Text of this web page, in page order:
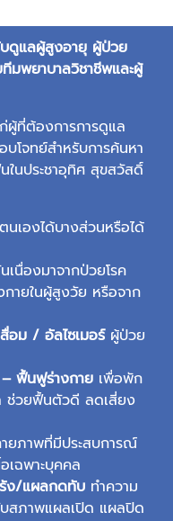
ดูแลผู้สูงอายุ ผู้ป่วย
มพยาบาลวิชาชีพและผู้
ผู้ที่ต้องการการดูแล
จทย์สำหรับการค้นหา
นประชาอุทิศ สุขสวัสดิ์
นเองได้บางส่วนหรือได้
เนื่องมาจากป่วยโรค
กายในผู้สูงวัย หรือจาก
อม / อัลไซเมอร์ผู้ป่วย
ฟื้นฟูร่างกาย เพื่อพัก
ช่วยฟื้นตัวดี ลดเสี่ยง
ยภาพที่มีประสบการณ์
เฉพาะบุคคล
ง/แผลกดทับ ทำความ
บสภาพแผลเปิด แผลปิด